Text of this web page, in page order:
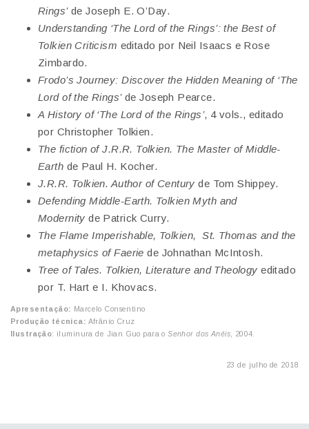
Rings’ de Joseph E. O’Day.
Understanding ‘The Lord of the Rings’: the Best of
Tolkien Criticism editado por Neil Isaacs e Rose
Zimbardo.
Frodo’s Journey: Discover the Hidden Meaning of ‘The
Lord of the Rings’ de Joseph Pearce.
A History of ‘The Lord of the Rings’, 4 vols., editado
por Christopher Tolkien.
The fiction of J.R.R. Tolkien. The Master of Middle-
Earth de Paul H. Kocher.
J.R.R. Tolkien. Author of Century de Tom Shippey.
Defending Middle-Earth. Tolkien Myth and
Modernity de Patrick Curry.
The Flame Imperishable, Tolkien, St. Thomas and the
metaphysics of Faeriede Johnathan McIntosh.
Tree of Tales. Tolkien, Literature and Theologyeditado
por T. Hart e I. Khovacs.
Apresentação: Marcelo Consentino
Produção técnica: Afrânio Cruz
Ilustração: iluminura de Jian Guo para oSenhor dos Anéis, 2004.
23 de julho de 2018